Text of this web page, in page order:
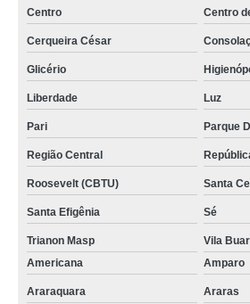
Centro Centro
Cerqueira César
Glicério
Liberdade Luz
Pari Parque
Região Central
Roosevelt (CBTU) Santa
Santa Efigênia Sé
Trianon Masp
Vila
Americana
Amparo
Araraquara Araras